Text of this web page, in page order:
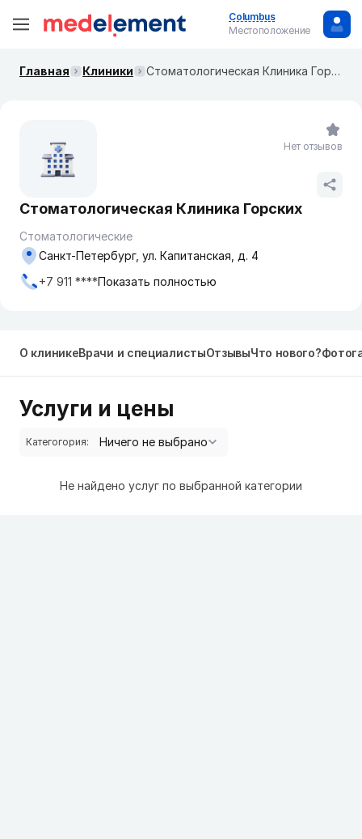
Columbus
Местоположение
Главная Клиники Стоматологическая Клиника Горских
Стоматологическая Клиника Горских
Стоматологические
Санкт-Петербург, ул. Капитанская, д. 4
+7 911 ****Показать полностью
Нет отзывов
О клиникеВрачи и специалистыОтзывыЧто нового?
Услуги и цены
Категогория:
Не найдено услуг по выбранной категории